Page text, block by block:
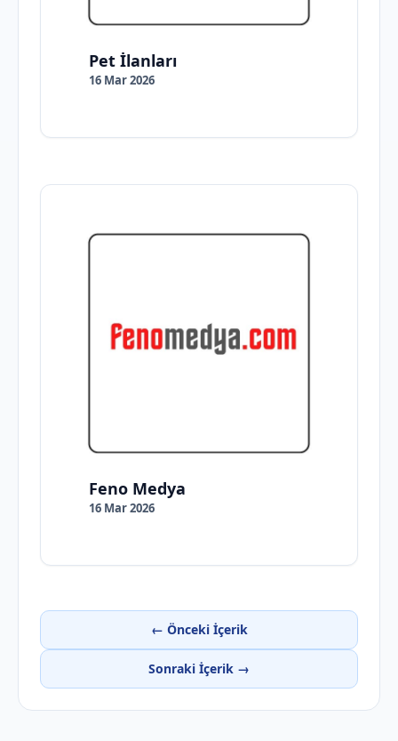
Pet İlanları
16 Mar 2026
Feno Medya
16 Mar 2026
← Önceki İçerik
Sonraki İçerik →